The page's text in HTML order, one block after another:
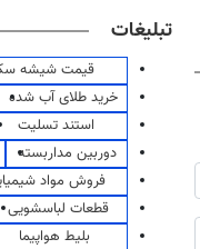
تبلیغات
قیمت شیشه
خرید طلای آب شده
استند تسلیت
دوربین مداربسته
فروش مواد
قطعات لباسشویی
بلیط هواپیما